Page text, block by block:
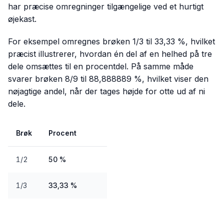
har præcise omregninger tilgængelige ved et hurtigt
øjekast.
For eksempel omregnes brøken 1/3 til 33,33 %, hvilket
præcist illustrerer, hvordan én del af en helhed på tre
dele omsættes til en procentdel. På samme måde
svarer brøken 8/9 til 88,888889 %, hvilket viser den
nøjagtige andel, når der tages højde for otte ud af ni
dele.
Brøk Procent
1/2 50 %
1/3 33,33 %